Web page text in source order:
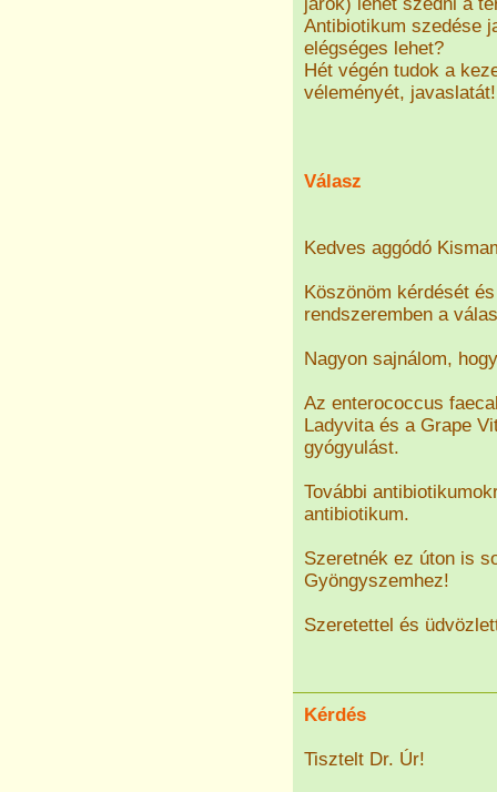
Antibiotikum szedése
elégséges lehet?
Hét végén tudok a
véleményét, javaslatát!
Válasz
Kedves aggódó
Köszönöm kérdését
rendszeremben a
Nagyon sajnálom,
Az enterococcus
Ladyvita és a Grape
gyógyulást.
További
antibiotikum.
Szeretnék ez úton is
Gyöngyszemhez!
Szeretettel és
Kérdés
Tisztelt Dr. Úr!